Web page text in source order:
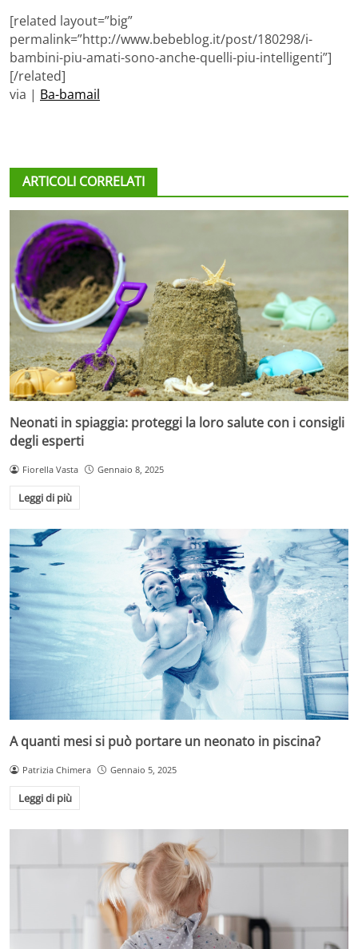
[related layout=”big”
permalink=”http://www.bebeblog.it/post/180298/i-
bambini-piu-amati-sono-anche-quelli-piu-intelligenti”]
[/related]
via | Ba-bamail
ARTICOLI CORRELATI
Neonati in spiaggia: proteggi la loro salute con i consigli
degli esperti
Fiorella Vasta Gennaio 8, 2025
Leggi di più
A quanti mesi si può portare un neonato in piscina?
Patrizia Chimera Gennaio 5, 2025
Leggi di più